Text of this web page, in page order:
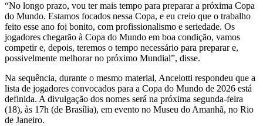
“No longo prazo, vou ter mais tempo para preparar a próxima Copa
do Mundo. Estamos focados nessa Copa, e eu creio que o trabalho
feito esse ano foi bonito, com profissionalismo e seriedade. Os
jogadores chegarão à Copa do Mundo em boa condição, vamos
competir e, depois, teremos o tempo necessário para preparar e,
possivelmente melhorar no próximo Mundial”, disse.
Na sequência, durante o mesmo material, Ancelotti respondeu que a
lista de jogadores convocados para a Copa do Mundo de 2026 está
definida. A divulgação dos nomes será na próxima segunda-feira
(18), às 17h (de Brasília), em evento no Museu do Amanhã, no Rio
de Janeiro.